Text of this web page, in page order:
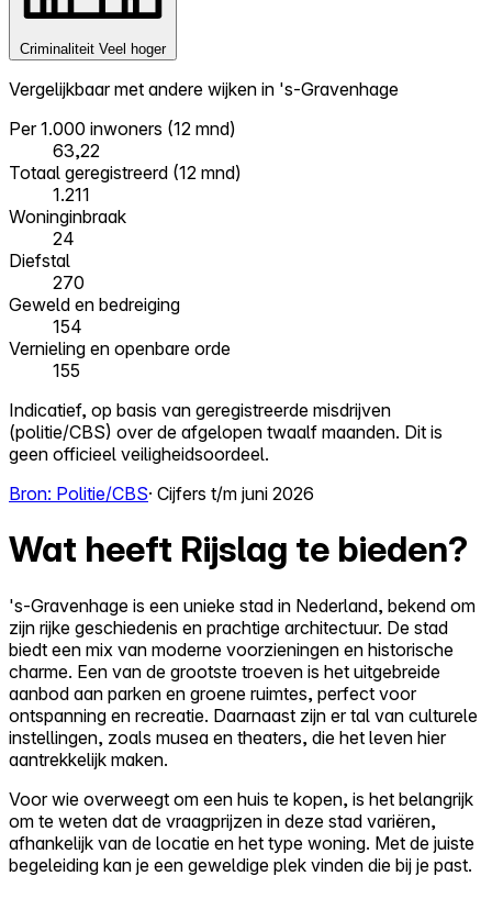
Criminaliteit Veel hoger
Vergelijkbaar met andere wijken in 's-Gravenhage
Per 1.000 inwoners (12 mnd)
63,22
Totaal geregistreerd (12 mnd)
1.211
Woninginbraak
24
Diefstal
270
Geweld en bedreiging
154
Vernieling en openbare orde
155
Indicatief, op basis van geregistreerde misdrijven
(politie/CBS) over de afgelopen twaalf maanden. Dit is
geen officieel veiligheidsoordeel.
Bron: Politie/CBS· Cijfers t/m juni 2026
Wat heeft Rijslag te bieden?
's-Gravenhage is een unieke stad in Nederland, bekend om
zijn rijke geschiedenis en prachtige architectuur. De stad
biedt een mix van moderne voorzieningen en historische
charme. Een van de grootste troeven is het uitgebreide
aanbod aan parken en groene ruimtes, perfect voor
ontspanning en recreatie. Daarnaast zijn er tal van culturele
instellingen, zoals musea en theaters, die het leven hier
aantrekkelijk maken.
Voor wie overweegt om een huis te kopen, is het belangrijk
om te weten dat de vraagprijzen in deze stad variëren,
afhankelijk van de locatie en het type woning. Met de juiste
begeleiding kan je een geweldige plek vinden die bij je past.